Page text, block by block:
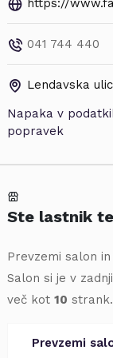
https://
041 744 440
Lendavska
Napaka v
popravek
Ste lastnik
Prevzemi salon
Salon si je v
več kot 10 strank.
Prevzemi